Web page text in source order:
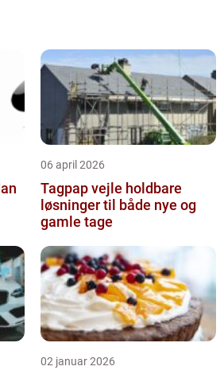
06 april 2026
Tagpap vejle holdbare
løsninger til både nye og
gamle tage
02 januar 2026